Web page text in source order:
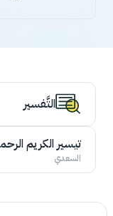
التَّفسير
تيسير الكريم
السعدي